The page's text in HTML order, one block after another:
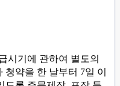
시기에 관하여 별도의
청약을 한 날부터 7일 이